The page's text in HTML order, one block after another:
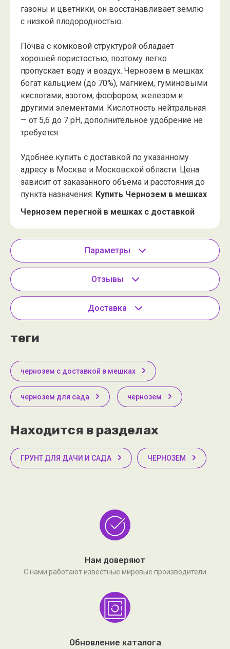
газоны и цветники, он восстанавливает землю
с низкой плодородностью.
Почва с комковой структурой обладает
хорошей пористостью, поэтому легко
пропускает воду и воздух. Чернозем в мешках
богат кальцием (до 70%), магнием, гуминовыми
кислотами, азотом, фосфором, железом и
другими элементами. Кислотность нейтральная
— от 5,6 до 7 pH, дополнительное удобрение не
требуется.
Удобнее купить с доставкой по указанному
адресу в Москве и Московской области. Цена
зависит от заказанного объема и расстояния до
пункта назначения. Купить Чернозем в мешках
Чернозем перегной в мешках с доставкой
Параметры
Отзывы
Доставка
теги
чернозем с доставкой в мешках
чернозем для сада чернозем
Находится в разделах
ГРУНТ ДЛЯ ДАЧИ И САДА ЧЕРНОЗЕМ
Нам доверяют
С нами работают известные мировые производители
Обновление каталога